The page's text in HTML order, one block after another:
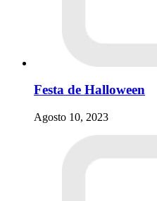
Festa de Halloween
Agosto 10, 2023